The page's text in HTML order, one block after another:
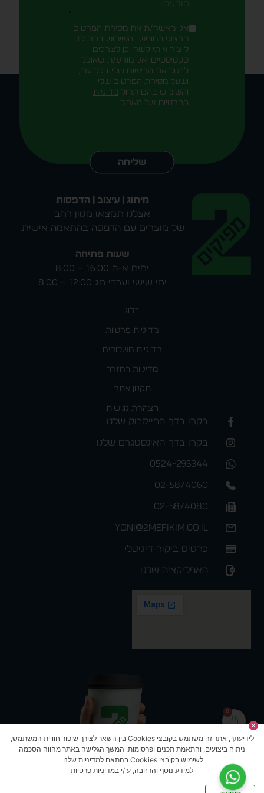
0
הודעה
אני מאשר/ת את מסירת הפרטים
מרצוני החופשי והשימוש בהם כדי
ליצור איתי קשר וכן לצרכים
סטטיסטיים. אני מודע/ת שאוכל
לבטל את הרישום שלי בכל עת,
ושעל מסירת הפרטים שלי
והשימוש בהם תחול מדיניות
הפרטיות של האתר
שליחה
מיתוג | עיצוב | הדפסות
אצלנו תמצאו מגוון רחב
של מוצרים עם הדפסה בהתאמה אישית.
שעות פתיחה
ימים א-ה 16:00 – 8:00
ימי שישי וערבי חג 12:00 – 8:00
בלוג
מדיניות פרטיות
מדיניות משלוחים
מדיניות החזרה
תקנון אתר
הצהרת נגישות
בקרו בדף הפייסבוק שלנו
בקרו בדף האינסטגרם שלנו
0524-295344
02-5874060
02-5874080
yoni@2mefikim.co.il
כרטיס ביקור דיגיטלי
האפליקציה שלנו
לידיעתך, אתר זה משתמש בקובצי Cookies בין השאר לצורך שיפור חוויית המשתמש,
ניתוח ביצועים, והתאמת תכנים ופרסומות. המשך הגלישה באתר מהווה הסכמה
לשימוש בקובצי Cookies בהתאם למדיניות שלנו.
למידע נוסף והרחבה, עי/י במדיניות פרטיות